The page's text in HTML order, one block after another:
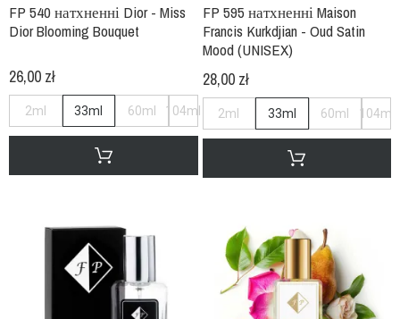
FP 540 натхненні Dior - Miss
Dior Blooming Bouquet
26,00 zł
2ml 33ml 60ml 104ml
FP 595 натхненні Maison
Francis Kurkdjian - Oud Satin
Mood (UNISEX)
28,00 zł
2ml 33ml 60ml 104ml